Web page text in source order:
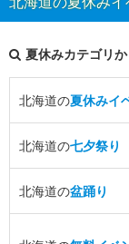
夏休みカテゴリ
北海道の夏休みイ
北海道の七夕祭り
北海道の盆踊り